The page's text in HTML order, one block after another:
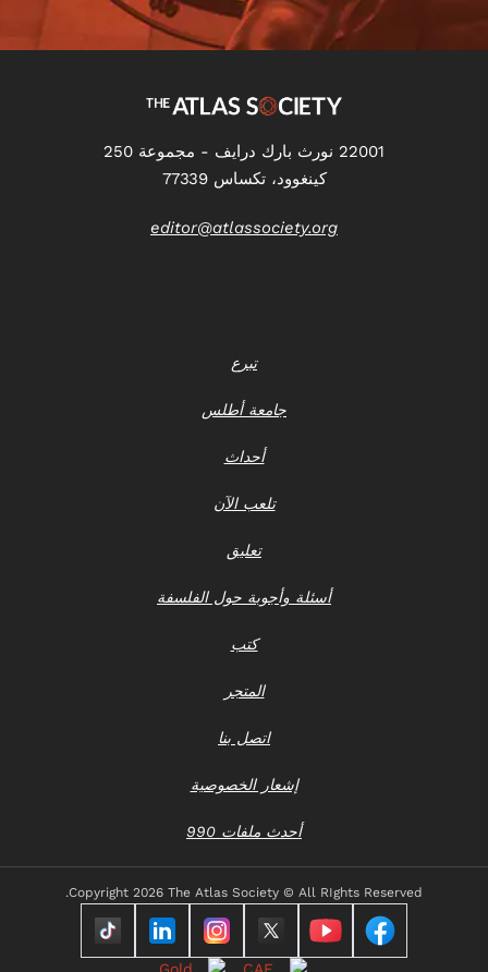
22001 نورث بارك درايف - مجموعة 250
كينغوود، تكساس 77339
editor@atlassociety.org
تبرع
جامعة أطلس
أحداث
تلعب الآن
تعليق
أسئلة وأجوبة حول الفلسفة
كتب
المتجر
اتصل بنا
إشعار الخصوصية
أحدث ملفات 990
Copyright 2026 The Atlas Society © All RIghts Reserved.